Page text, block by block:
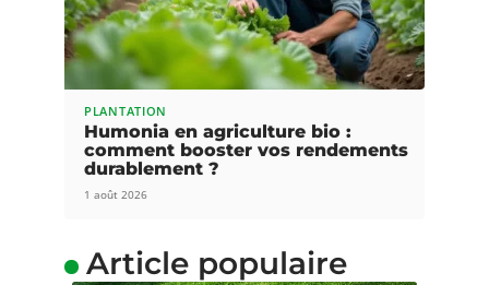
PLANTATION
Humonia en agriculture bio :
comment booster vos rendements
durablement ?
1 août 2026
Article populaire